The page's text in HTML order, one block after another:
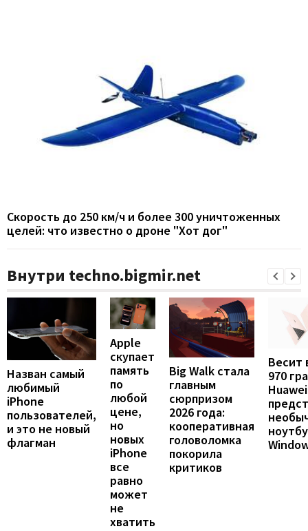
Скорость до 250 км/ч и более 300 уничтоженных
целей: что известно о дроне "Хот дог"
Внутри techno.bigmir.net
Назван самый
любимый
iPhone
пользователей,
и это не новый
флагман
Apple
скупает
память
по
любой
цене,
но
новых
iPhone
все
равно
может
не
хватить
Big Walk стала
главным
сюрпризом
2026 года:
кооперативная
головоломка
покорила
критиков
Весит
970
Huawei